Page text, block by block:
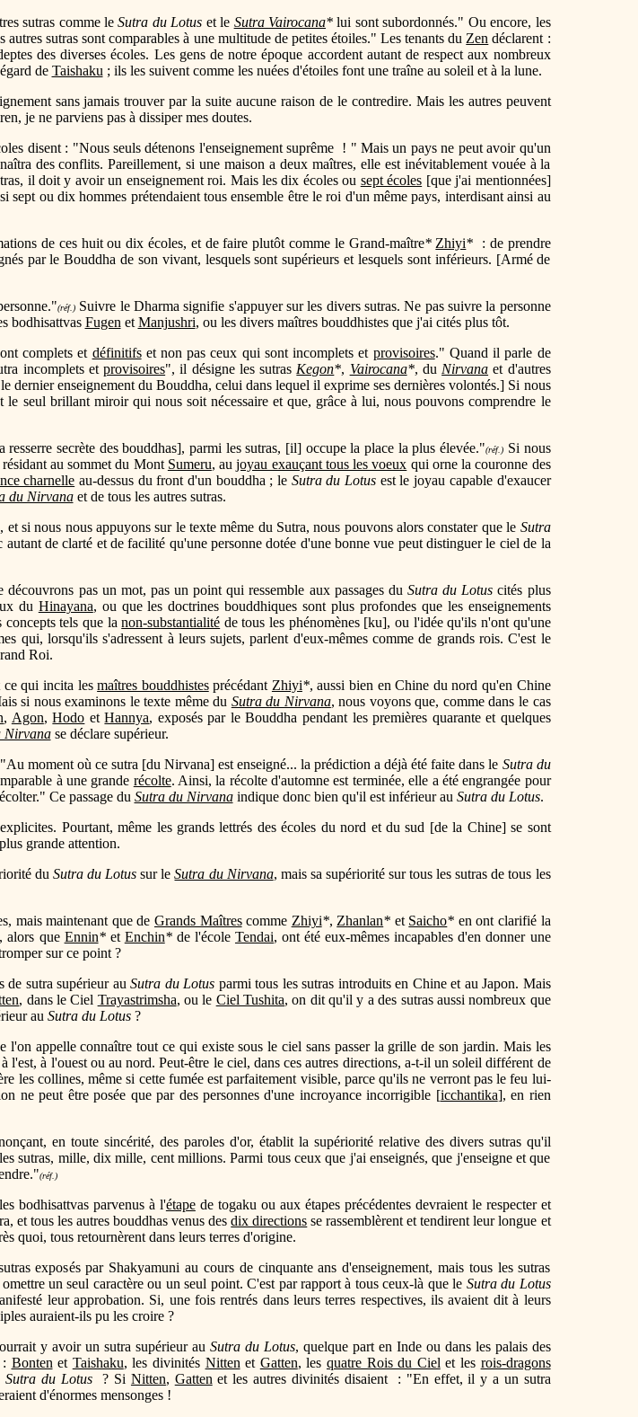
sutras comme leSutra du Lotus et le Sutra Vairocana* lui sont subordonnés." Ou encore, les
autres sutras sont comparables à une multitude de petites étoiles." Les tenants du Zen déclarent :
des diverses écoles. Les gens de notre époque accordent autant de respect aux nombreux
de Taishaku ; ils les suivent comme les nuées d'étoiles font une traîne au soleil et à la lune.
sans jamais trouver par la suite aucune raison de le contredire. Mais les autres peuvent
je ne parviens pas à dissiper mes doutes.
disent : "Nous seuls détenons l'enseignement suprême ! " Mais un pays ne peut avoir qu'un
des conflits. Pareillement, si une maison a deux maîtres, elle est inévitablement vouée à la
il doit y avoir un enseignement roi. Mais les dix écoles ou sept écoles [que j'ai mentionnées]
ou dix hommes prétendaient tous ensemble être le roi d'un même pays, interdisant ainsi au
de ces huit ou dix écoles, et de faire plutôt comme le Grand-maître* Zhiyi* : de prendre
par le Bouddha de son vivant, lesquels sont supérieurs et lesquels sont inférieurs. [Armé de
(réf.) Suivre le Dharma signifie s'appuyer sur les divers sutras. Ne pas suivre la personne
bodhisattvas Fugen et Manjushri, ou les divers maîtres bouddhistes que j'ai cités plus tôt.
complets et définitifset non pas ceux qui sont incomplets et provisoires." Quand il parle de
incomplets etprovisoires", il désigne les sutras Kegon*, Vairocana*, du Nirvana et d'autres
dernier enseignement du Bouddha, celui dans lequel il exprime ses dernières volontés.] Si nous
le seul brillant miroir qui nous soit nécessaire et que, grâce à lui, nous pouvons comprendre le
resserre secrète des bouddhas], parmi les sutras, [il] occupe la place la plus élevée."(réf.) Si nous
résidant au sommet du Mont Sumeru, aujoyau exauçant tous les voeux qui orne la couronne des
charnelle au-dessus du front d'un bouddha ; le Sutra du Lotus est le joyau capable d'exaucer
du Nirvanaet de tous les autres sutras.
si nous nous appuyons sur le texte même du Sutra, nous pouvons alors constater que le Sutra
autant de clarté et de facilité qu'une personne dotée d'une bonne vue peut distinguer le ciel de la
découvrons pas un mot, pas un point qui ressemble aux passages du Sutra du Lotus cités plus
du Hinayana, ou que les doctrines bouddhiques sont plus profondes que les enseignements
concepts tels que lanon-substantialité de tous les phénomènes [ku], ou l'idée qu'ils n'ont qu'une
qui, lorsqu'ils s'adressent à leurs sujets, parlent d'eux-mêmes comme de grands rois. C'est le
Roi.
ce qui incita lesmaîtres bouddhistesprécédant Zhiyi*, aussi bien en Chine du nord qu'en Chine
si nous examinons le texte même du Sutra du Nirvana, nous voyons que, comme dans le cas
, Agon,Hodo etHannya, exposés par le Bouddha pendant les premières quarante et quelques
Nirvanase déclare supérieur.
moment où ce sutra [du Nirvana] est enseigné... la prédiction a déjà été faite dans le Sutra du
à une grande récolte. Ainsi, la récolte d'automne est terminée, elle a été engrangée pour
Ce passage du Sutra du Nirvanaindique donc bien qu'il est inférieur au Sutra du Lotus.
Pourtant, même les grands lettrés des écoles du nord et du sud [de la Chine] se sont
grande attention.
duSutra du Lotus sur leSutra du Nirvana, mais sa supériorité sur tous les sutras de tous les
mais maintenant que de Grands Maîtrescomme Zhiyi*, Zhanlan* et Saicho* en ont clarifié la
alors que Ennin*et Enchin*de l'école Tendai, ont été eux-mêmes incapables d'en donner une
sur ce point ?
de sutra supérieur auSutra du Lotus parmi tous les sutras introduits en Chine et au Japon. Mais
, dans le Ciel Trayastrimsha, ou le Ciel Tushita, on dit qu'il y a des sutras aussi nombreux que
au Sutra du Lotus?
appelle connaître tout ce qui existe sous le ciel sans passer la grille de son jardin. Mais les
l'est, à l'ouest ou au nord. Peut-être le ciel, dans ces autres directions, a-t-il un soleil différent de
les collines, même si cette fumée est parfaitement visible, parce qu'ils ne verront pas le feu lui-
ne peut être posée que par des personnes d'une incroyance incorrigible [icchantika], en rien
en toute sincérité, des paroles d'or, établit la supériorité relative des divers sutras qu'il
sutras, mille, dix mille, cent millions. Parmi tous ceux que j'ai enseignés, que j'enseigne et que
(réf.)
bodhisattvas parvenus à l'étapede togaku ou aux étapes précédentes devraient le respecter et
et tous les autres bouddhas venus desdix directions se rassemblèrent et tendirent leur longue et
quoi, tous retournèrent dans leurs terres d'origine.
exposés par Shakyamuni au cours de cinquante ans d'enseignement, mais tous les sutras
un seul caractère ou un seul point. C'est par rapport à tous ceux-là que le Sutra du Lotus
leur approbation. Si, une fois rentrés dans leurs terres respectives, ils avaient dit à leurs
auraient-ils pu les croire ?
y avoir un sutra supérieur au Sutra du Lotus, quelque part en Inde ou dans les palais des
Bonten et Taishaku, les divinités Nitten et Gatten, les quatre Rois du Ciel et les rois-dragons
Sutra du Lotus? Si Nitten, Gatten et les autres divinités disaient : "En effet, il y a un sutra
d'énormes mensonges !